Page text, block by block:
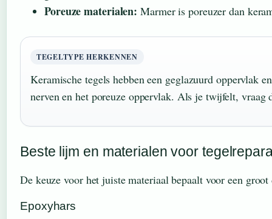
Poreuze materialen: Marmer is poreuzer dan
TEGELTYPE HERKENNEN
Keramische tegels hebben een geglazuurd oppervlak
nerven en het poreuze oppervlak. Als je twijfelt,
Beste lijm en materialen voor
De keuze voor het juiste materiaal bepaalt voor een
Epoxyhars